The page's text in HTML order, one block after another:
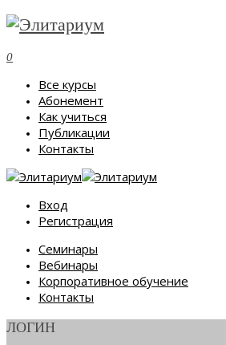
0
Все курсы
Абонемент
Как учиться
Публикации
Контакты
Вход
Регистрация
Семинары
Вебинары
Корпоративное обучение
Контакты
ЛОГИН